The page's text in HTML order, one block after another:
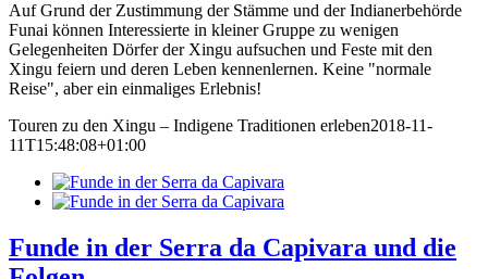
Auf Grund der Zustimmung der Stämme und der Indianerbehörde
Funai können Interessierte in kleiner Gruppe zu wenigen
Gelegenheiten Dörfer der Xingu aufsuchen und Feste mit den
Xingu feiern und deren Leben kennenlernen. Keine "normale
Reise", aber ein einmaliges Erlebnis!
Touren zu den Xingu – Indigene Traditionen erleben2018-11-
11T15:48:08+01:00
Funde in der Serra da Capivara und die